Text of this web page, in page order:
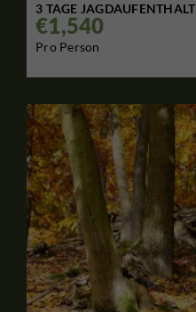
3 TAGE JAGDAUFENTHALT
€1,540
Pro Person